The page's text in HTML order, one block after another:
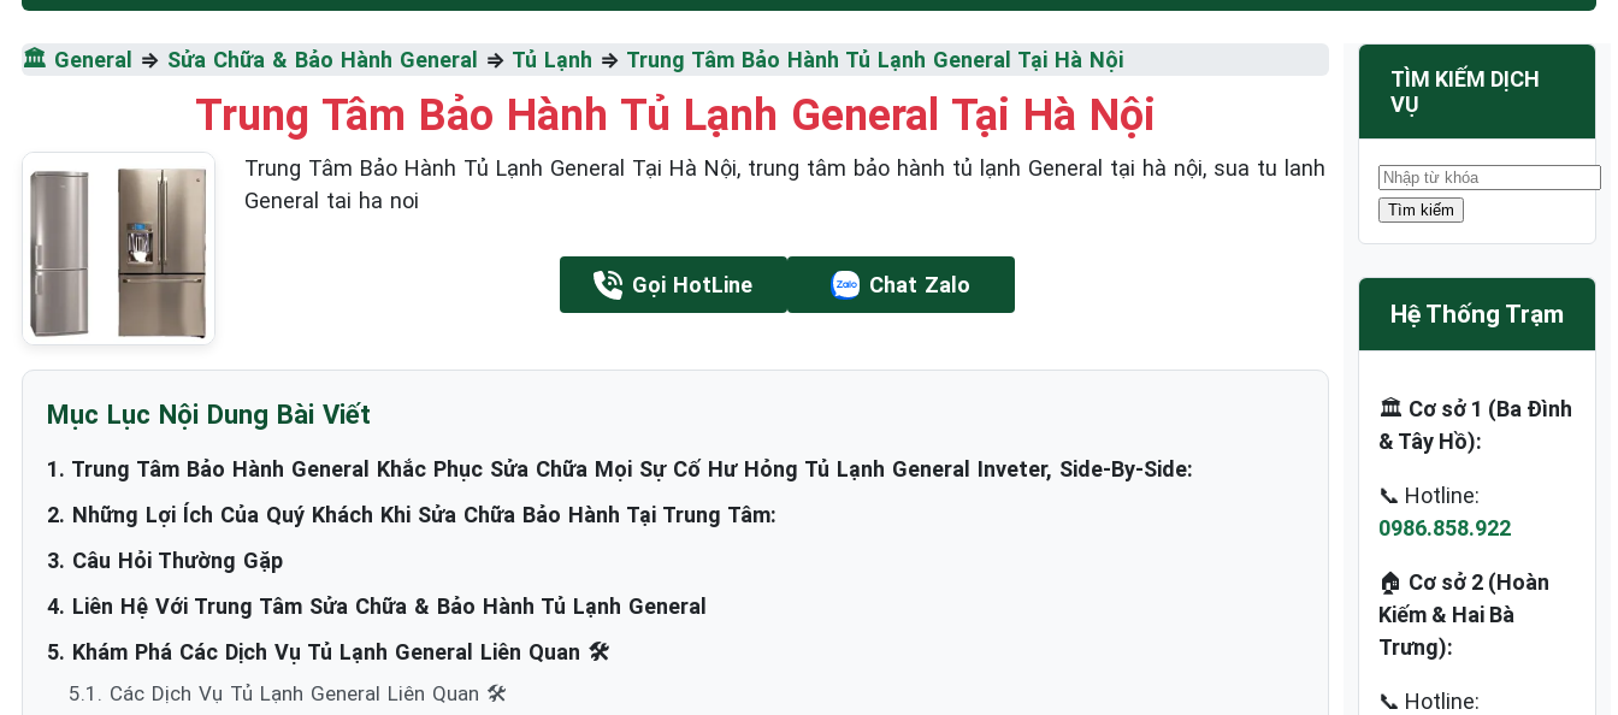
SỬA CHỮA & BẢO HÀNH
GENERAL
Tốc Độ Tối Đa • Chất Lượng Tối Ưu • Chi Phí Tối Thiểu
☎️ 09.86.85.89.22
🏛️ General ⇒ Sửa Chữa & Bảo Hành General ⇒ Tủ Lạnh ⇒ Trung Tâm Bảo Hành Tủ Lạnh General Tại Hà Nội
Trung Tâm Bảo Hành Tủ Lạnh General Tại Hà Nội
Trung Tâm Bảo Hành Tủ Lạnh General Tại Hà Nội, trung tâm bảo hành tủ lạnh General tại hà nội, sua tu lanh
General tai ha noi
Gọi HotLine Chat Zalo
Mục Lục Nội Dung Bài Viết
1. Trung Tâm Bảo Hành General Khắc Phục Sửa Chữa Mọi Sự Cố Hư Hỏng Tủ Lạnh General Inveter, Side-By-Side:
2. Những Lợi Ích Của Quý Khách Khi Sửa Chữa Bảo Hành Tại Trung Tâm:
3. Câu Hỏi Thường Gặp
4. Liên Hệ Với Trung Tâm Sửa Chữa & Bảo Hành Tủ Lạnh General
5. Khám Phá Các Dịch Vụ Tủ Lạnh General Liên Quan 🛠️
5.1. Các Dịch Vụ Tủ Lạnh General Liên Quan 🛠️
TÌM KIẾM DỊCH
VỤ
Hệ Thống Trạm
🏛️ Cơ sở 1 (Ba Đình
& Tây Hồ):
📞 Hotline:
0986.858.922
🏠 Cơ sở 2 (Hoàn
Kiếm & Hai Bà
Trưng):
📞 Hotline: